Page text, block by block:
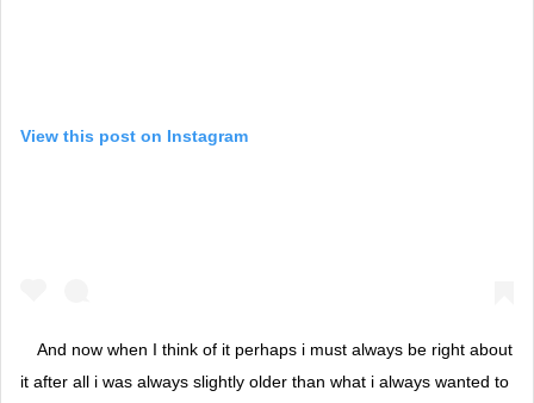
View this post on Instagram
And now when I think of it perhaps i must always be right about
it after all i was always slightly older than what i always wanted to